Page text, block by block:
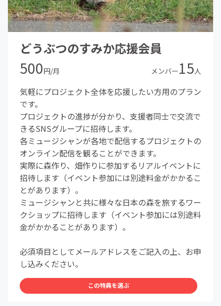
どうぶつのすみか応援会員
500円/月 メンバー15人
気軽にプロジェクト全体を応援したい方用のプラン
です。
プロジェクトの進捗が分かり、支援者同士で交流で
きるSNSグループに招待します。
各ミュージシャンが各地で配信するプロジェクトの
オンライン配信を観ることができます。
実際に森作り、畑作りに参加するリアルイベントに
招待します（イベント参加には別途料金がかかるこ
とがあります）。
ミュージシャンと共に様々な日本の森を旅するワー
クショップに招待します（イベント参加には別途料
金がかかることがあります）。
必須項目としてメールアドレスをご記入の上、お申
し込みください。
この特典を選ぶ